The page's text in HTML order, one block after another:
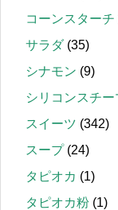
コーンスターチ
サラダ(35)
シナモン (9)
シリコンスチー
スイーツ (342)
スープ(24)
タピオカ (1)
タピオカ粉 (1)